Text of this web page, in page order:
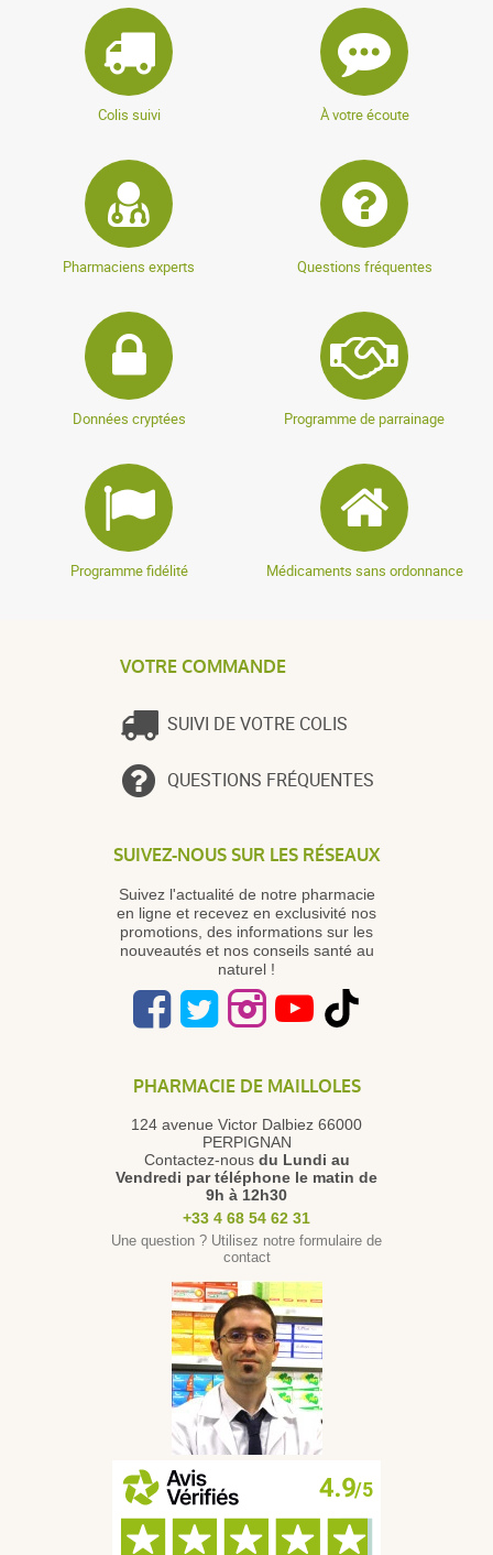
Colis suivi À votre écoute
Pharmaciens experts Questions fréquentes
Données cryptées Programme de parrainage
Programme fidélité Médicaments sans ordonnance
VOTRE COMMANDE
SUIVI DE VOTRE COLIS
QUESTIONS FRÉQUENTES
SUIVEZ-NOUS SUR LES RÉSEAUX
Suivez l'actualité de notre pharmacie
en ligne et recevez en exclusivité nos
promotions, des informations sur les
nouveautés et nos conseils santé au
naturel !
PHARMACIE DE MAILLOLES
124 avenue Victor Dalbiez 66000
PERPIGNAN
Contactez-nous du Lundi au
Vendredi par téléphone le matin de
9h à 12h30
+33 4 68 54 62 31
Une question ? Utilisez notre formulaire de
contact